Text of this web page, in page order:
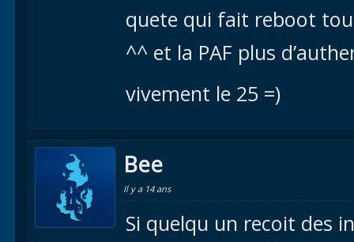
quete qui fait reboot
^^ et la PAF plus
vivement le 25 =)
Bee
Il y a 14 ans
Si quelqu un recoit des